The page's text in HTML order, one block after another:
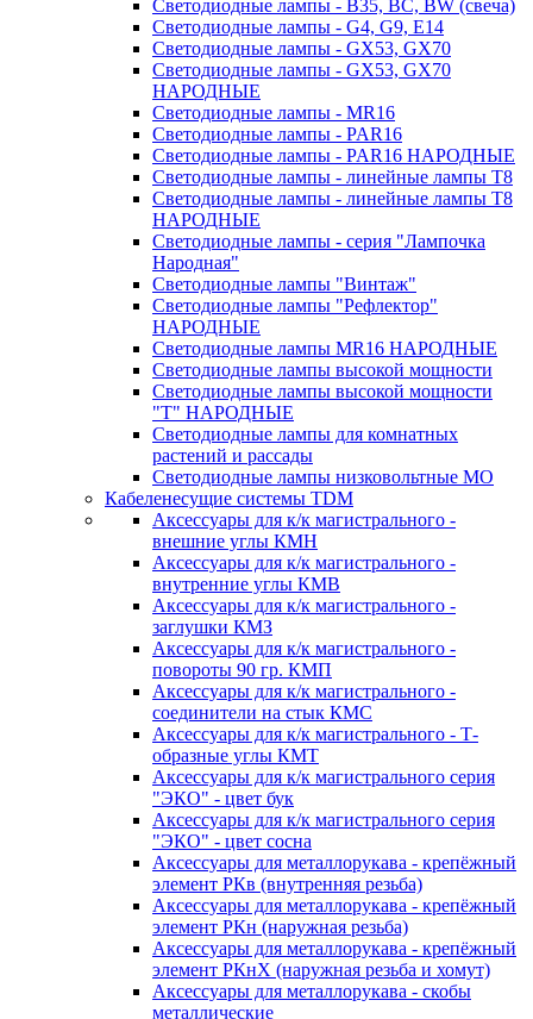
Светодиодные лампы - B35, BC, BW (свеча)
Светодиодные лампы - G4, G9, Е14
Светодиодные лампы - GX53, GX70
Светодиодные лампы - GX53, GX70
НАРОДНЫЕ
Светодиодные лампы - MR16
Светодиодные лампы - PAR16
Светодиодные лампы - PAR16 НАРОДНЫЕ
Светодиодные лампы - линейные лампы T8
Светодиодные лампы - линейные лампы T8
НАРОДНЫЕ
Светодиодные лампы - серия "Лампочка
Народная"
Светодиодные лампы "Винтаж"
Светодиодные лампы "Рефлектор"
НАРОДНЫЕ
Светодиодные лампы MR16 НАРОДНЫЕ
Светодиодные лампы высокой мощности
Светодиодные лампы высокой мощности
"Т" НАРОДНЫЕ
Светодиодные лампы для комнатных
растений и рассады
Светодиодные лампы низковольтные МО
Кабеленесущие системы TDM
Аксессуары для к/к магистрального -
внешние углы КМН
Аксессуары для к/к магистрального -
внутренние углы КМВ
Аксессуары для к/к магистрального -
заглушки КМЗ
Аксессуары для к/к магистрального -
повороты 90 гр. КМП
Аксессуары для к/к магистрального -
соединители на стык КМС
Аксессуары для к/к магистрального - Т-
образные углы КМТ
Аксессуары для к/к магистрального серия
"ЭКО" - цвет бук
Аксессуары для к/к магистрального серия
"ЭКО" - цвет сосна
Аксессуары для металлорукава - крепёжный
элемент РКв (внутренняя резьба)
Аксессуары для металлорукава - крепёжный
элемент РКн (наружная резьба)
Аксессуары для металлорукава - крепёжный
элемент РКнХ (наружная резьба и хомут)
Аксессуары для металлорукава - скобы
металлические